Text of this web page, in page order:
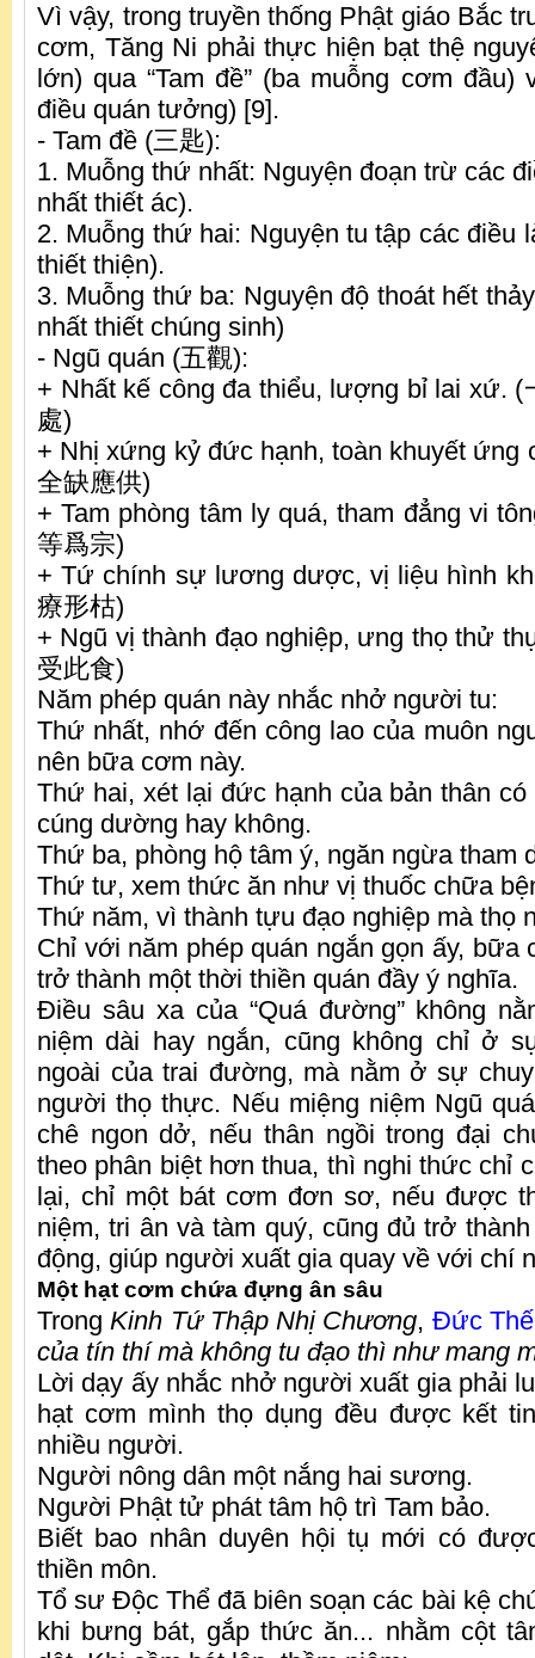
Vì vậy, trong truyền thống Phật giáo Bắc
cơm, Tăng Ni phải thực hiện bạt thệ
lớn) qua “Tam đề” (ba muỗng cơm đầu)
điều quán tưởng) [9].
- Tam đề (三匙):
1. Muỗng thứ nhất: Nguyện đoạn trừ các
nhất thiết ác).
2. Muỗng thứ hai: Nguyện tu tập các điều
thiết thiện).
3. Muỗng thứ ba: Nguyện độ thoát hết
nhất thiết chúng sinh)
- Ngũ quán (五觀):
+ Nhất kế công đa thiểu, lượng bỉ lai xứ.
處)
+ Nhị xứng kỷ đức hạnh, toàn khuyết ứng
全缺應供)
+ Tam phòng tâm ly quá, tham đẳng vi
等爲宗)
+ Tứ chính sự lương dược, vị liệu hình
療形枯)
+ Ngũ vị thành đạo nghiệp, ưng thọ thử
受此食)
Năm phép quán này nhắc nhở người tu:
Thứ nhất, nhớ đến công lao của muôn
nên bữa cơm này.
Thứ hai, xét lại đức hạnh của bản thân
cúng dường hay không.
Thứ ba, phòng hộ tâm ý, ngăn ngừa tham
Thứ tư, xem thức ăn như vị thuốc chữa
Thứ năm, vì thành tựu đạo nghiệp mà thọ
Chỉ với năm phép quán ngắn gọn ấy, bữa
trở thành một thời thiền quán đầy ý nghĩa.
Điều sâu xa của “Quá đường” không
niệm dài hay ngắn, cũng không chỉ ở
ngoài của trai đường, mà nằm ở sự
người thọ thực. Nếu miệng niệm Ngũ
chê ngon dở, nếu thân ngồi trong đại
theo phân biệt hơn thua, thì nghi thức chỉ
lại, chỉ một bát cơm đơn sơ, nếu được
niệm, tri ân và tàm quý, cũng đủ trở
động, giúp người xuất gia quay về với chí
Một hạt cơm chứa đựng ân sâu
TrongKinh Tứ Thập Nhị Chương, Đức
của tín thí mà không tu đạo thì như mang
Lời dạy ấy nhắc nhở người xuất gia phải
hạt cơm mình thọ dụng đều được kết
nhiều người.
Người nông dân một nắng hai sương.
Người Phật tử phát tâm hộ trì Tam bảo.
Biết bao nhân duyên hội tụ mới có
thiền môn.
Tổ sư Độc Thể đã biên soạn các bài kệ
khi bưng bát, gắp thức ăn... nhằm cột